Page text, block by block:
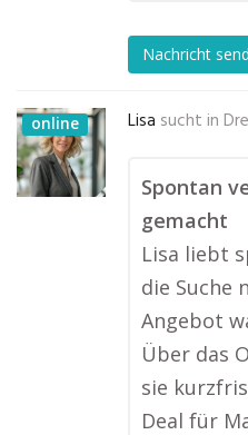
Nachricht
online Lisa sucht in
Spontan
gemacht
Lisa liebt
die Suche
Angebot
Über das
sie
Deal für